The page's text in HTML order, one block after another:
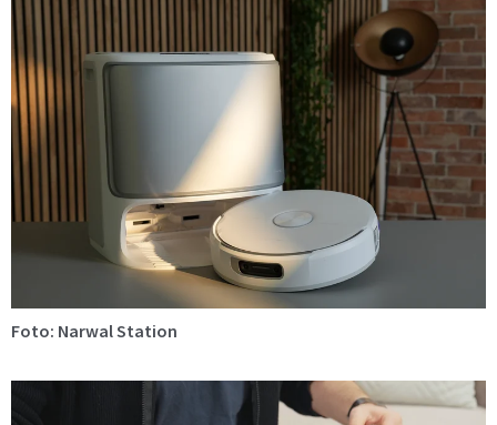
Foto: Narwal Station